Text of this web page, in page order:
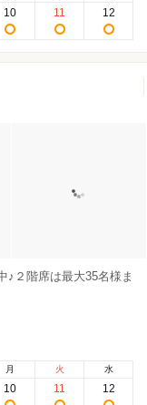
10 11 12
♪２階席は最大35名様ま
月
10
火
11
水
12